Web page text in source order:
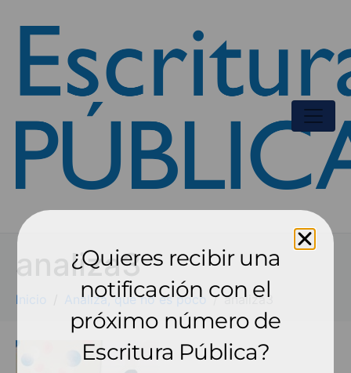
analiza3
Inicio Analiza, que no es poco analiza3
¿Quieres recibir una
notificación con el
próximo número de
Escritura Pública?